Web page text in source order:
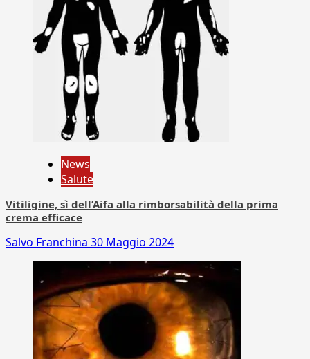
News
Salute
Vitiligine, sì dell’Aifa alla rimborsabilità della prima
crema efficace
Salvo Franchina 30 Maggio 2024